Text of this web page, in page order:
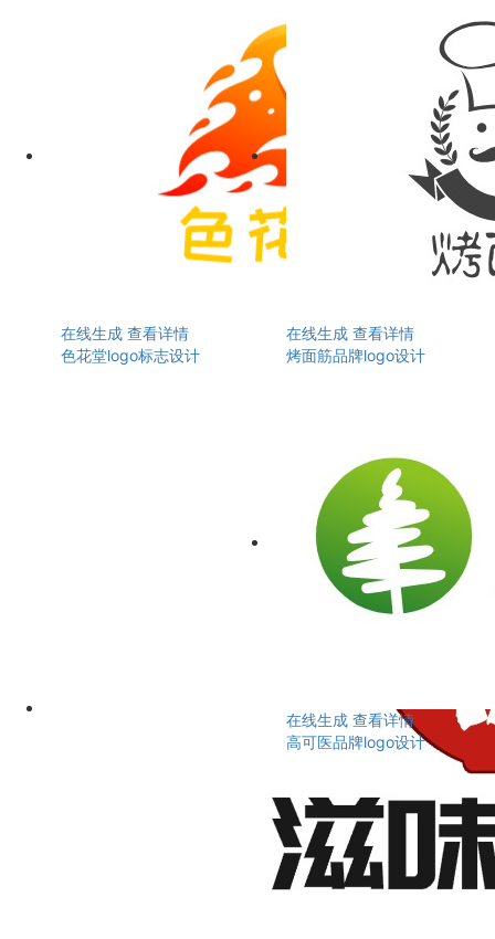
在线生成 查看详情
色花堂logo标志设计
在线生成 查看详情
烤面筋品牌logo设计
在线生成 查看详情
高可医品牌logo设计